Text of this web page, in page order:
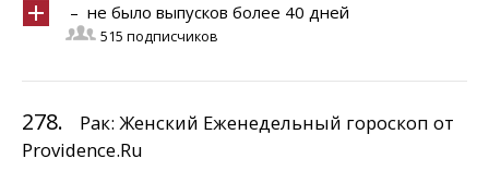
– не было выпусков более 40 дней
515 подписчиков
278.
Рак: Женский Еженедельный гороскоп от
Providence.Ru